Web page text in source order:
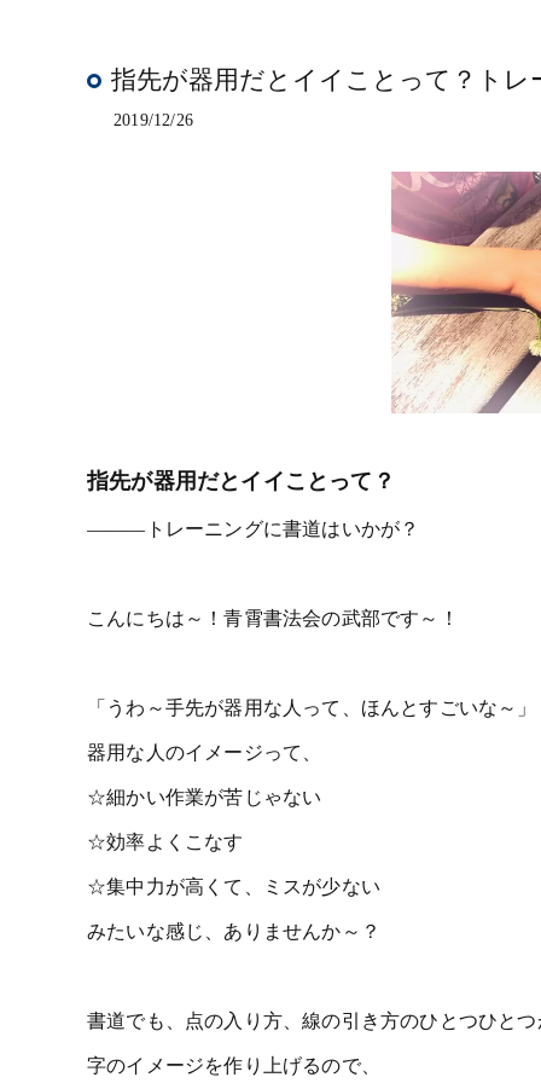
指先が器用だとイイことって？ト
2019/12/26
指先が器用だとイイことって？
―――トレーニングに書道はいかが？
こんにちは～！青霄書法会の武部です～！
「うわ～手先が器用な人って、ほんとすごいな～」
器用な人のイメージって、
☆細かい作業が苦じゃない
☆効率よくこなす
☆集中力が高くて、ミスが少ない
みたいな感じ、ありませんか～？
書道でも、点の入り方、線の引き方のひとつひとつ
字のイメージを作り上げるので、